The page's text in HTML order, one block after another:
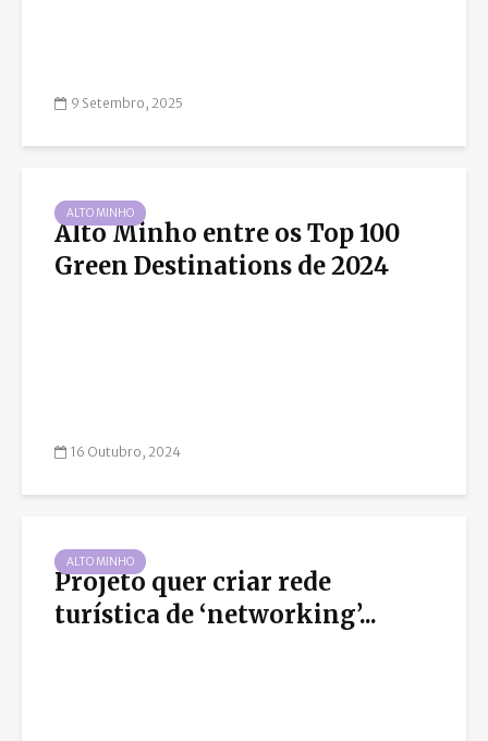
9 Setembro, 2025
ALTO MINHO
Alto Minho entre os Top 100
Green Destinations de 2024
16 Outubro, 2024
ALTO MINHO
Projeto quer criar rede
turística de ‘networking’...